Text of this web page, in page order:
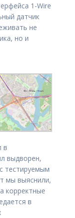
1-Wire
датчик
не
но и
в
выдворен,
тестируемым
мы выяснили,
корректные
в